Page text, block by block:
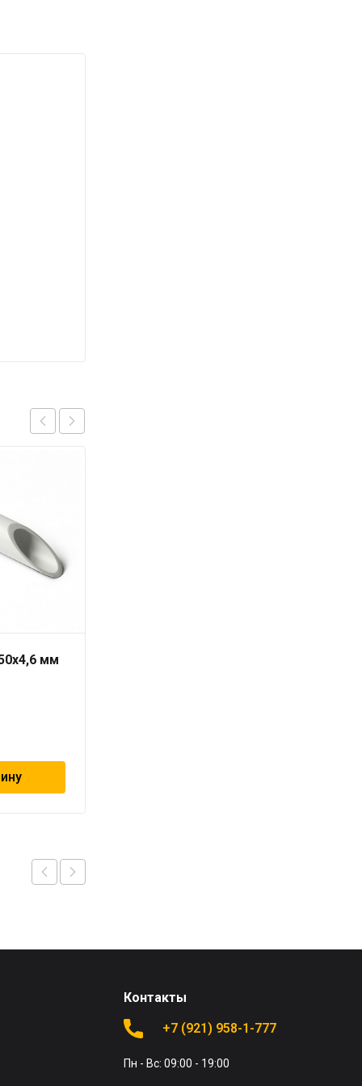
мм
Контакты
+7 (921) 958-1-777
Пн - Вс: 09:00 - 19:00